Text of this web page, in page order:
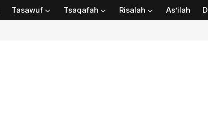
Tasawuf Tsaqafah Risalah As’ilah